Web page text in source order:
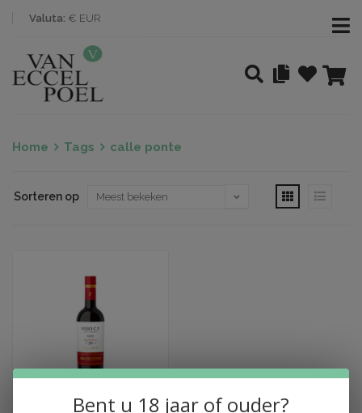
Valuta: € EUR
Home Tags calle ponte
Sorteren op
Bent u 18 jaar of ouder?